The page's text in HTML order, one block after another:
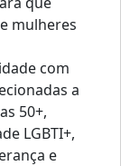
mulheres
com
a
50+,
LGBTI+,
e